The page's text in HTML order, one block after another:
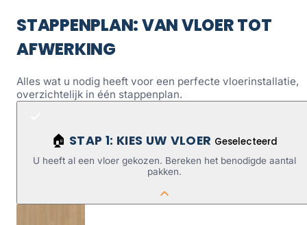
STAPPENPLAN: VAN VLOER TOT
AFWERKING
Alles wat u nodig heeft voor een perfecte vloerinstallatie,
overzichtelijk in één stappenplan.
🏠 STAP 1: KIES UW VLOER Geselecteerd
U heeft al een vloer gekozen. Bereken het benodigde aantal
pakken.